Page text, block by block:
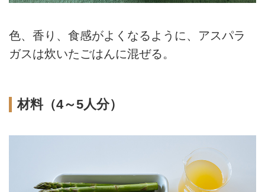
色、香り、食感がよくなるように、アスパラ
ガスは炊いたごはんに混ぜる。
材料（4～5人分）